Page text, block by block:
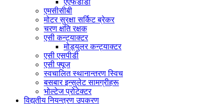
एएफडीडी
एमसीसीबी
मोटर सुरक्षा सर्किट ब्रेकर
चरण क्षति रक्षक
एसी कन्ट्याक्टर
मोड्युलर कन्ट्याक्टर
एसी एसपीडी
एसी फ्यूज
स्वचालित स्थानान्तरण स्विच
बसबार इन्सुलेट सामग्रीहरू
भोल्टेज प्रोटेक्टर
विद्युतीय नियन्त्रण उपकरण